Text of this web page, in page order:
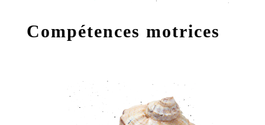
Compétences motrices